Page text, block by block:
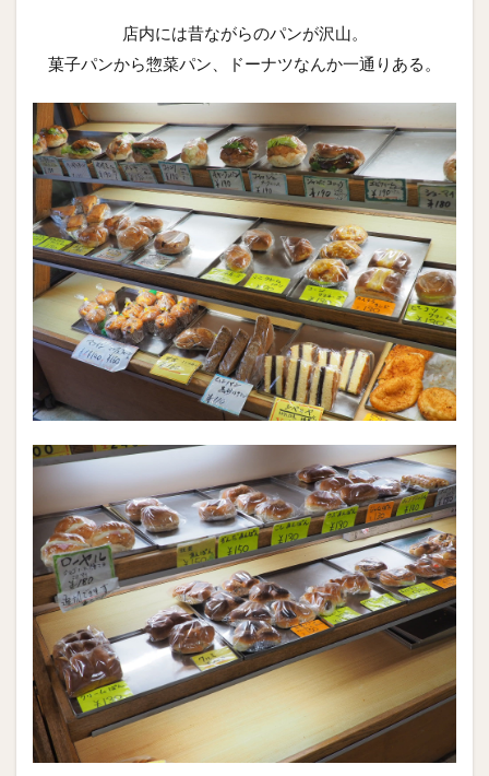
店内には昔ながらのパンが沢山。
菓子パンから惣菜パン、ドーナツなんか一通りある。